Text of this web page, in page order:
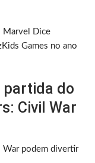
Marvel Dice
Games no ano
partida do
Civil War
War podem divertir